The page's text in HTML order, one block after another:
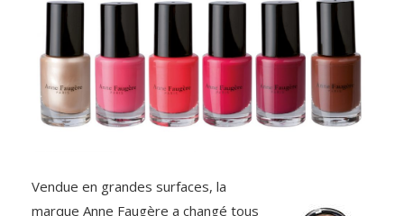
Vendue en grandes surfaces, la
marque Anne Faugère a changé tous